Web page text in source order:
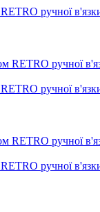
ручної
ручної
ручної